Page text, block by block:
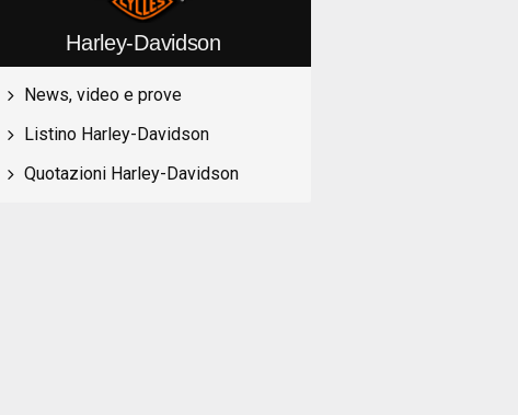
Harley-Davidson
News, video e prove
Listino Harley-Davidson
Quotazioni Harley-Davidson